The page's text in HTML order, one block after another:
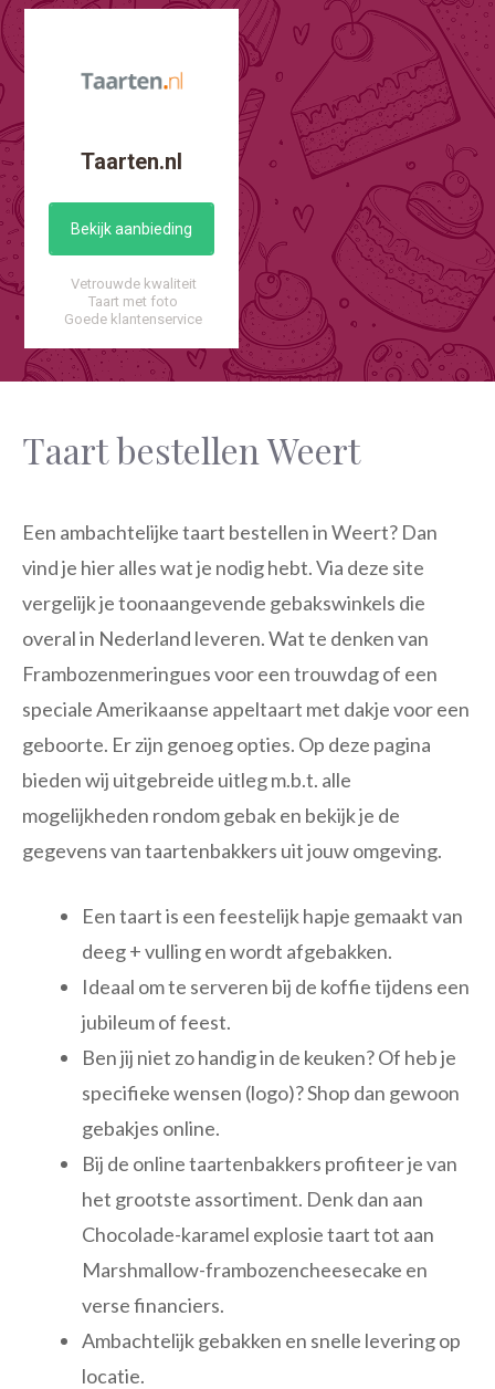
Taarten.nl
Bekijk aanbieding
Vetrouwde kwaliteit
Taart met foto
Goede klantenservice
Taart bestellen Weert
Een ambachtelijke taart bestellen in Weert? Dan
vind je hier alles wat je nodig hebt. Via deze site
vergelijk je toonaangevende gebakswinkels die
overal in Nederland leveren. Wat te denken van
Frambozenmeringues voor een trouwdag of een
speciale Amerikaanse appeltaart met dakje voor een
geboorte. Er zijn genoeg opties. Op deze pagina
bieden wij uitgebreide uitleg m.b.t. alle
mogelijkheden rondom gebak en bekijk je de
gegevens van taartenbakkers uit jouw omgeving.
Een taart is een feestelijk hapje gemaakt van
deeg + vulling en wordt afgebakken.
Ideaal om te serveren bij de koffie tijdens een
jubileum of feest.
Ben jij niet zo handig in de keuken? Of heb je
specifieke wensen (logo)? Shop dan gewoon
gebakjes online.
Bij de online taartenbakkers profiteer je van
het grootste assortiment. Denk dan aan
Chocolade-karamel explosie taart tot aan
Marshmallow-frambozencheesecake en
verse financiers.
Ambachtelijk gebakken en snelle levering op
locatie.